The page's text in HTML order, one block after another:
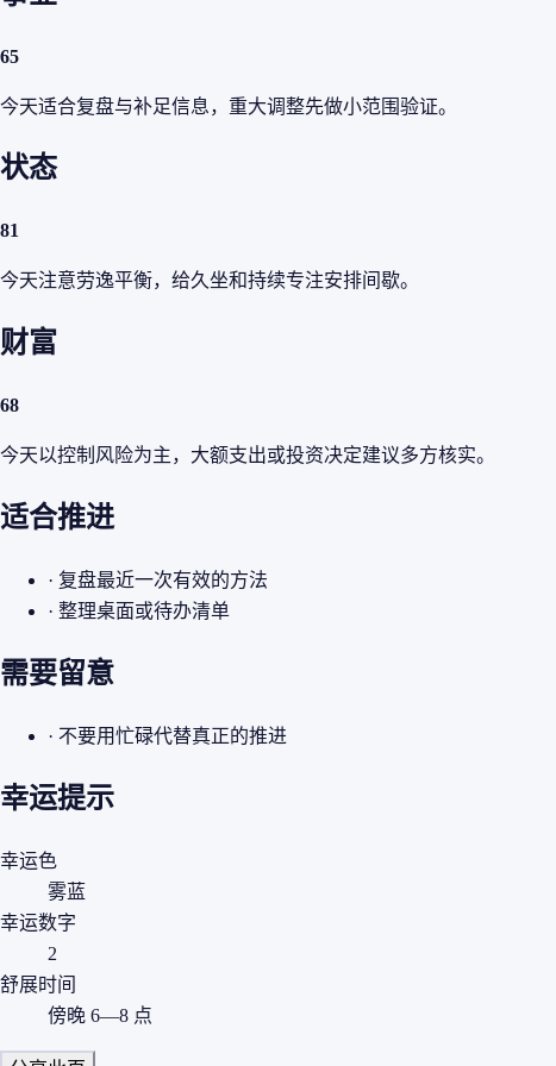
65
今天适合复盘与补足信息，重大调整先做小范围验证。
状态
81
今天注意劳逸平衡，给久坐和持续专注安排间歇。
财富
68
今天以控制风险为主，大额支出或投资决定建议多方核实。
适合推进
· 复盘最近一次有效的方法
· 整理桌面或待办清单
需要留意
· 不要用忙碌代替真正的推进
幸运提示
幸运色
雾蓝
幸运数字
2
舒展时间
傍晚 6—8 点